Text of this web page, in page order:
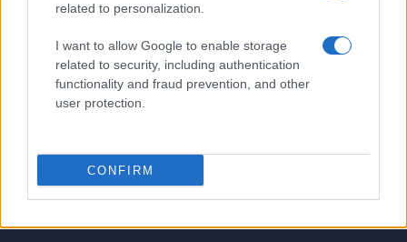
related to personalization.
I want to allow Google to enable storage
related to security, including authentication
functionality and fraud prevention, and other
user protection.
CONFIRM
Castel di Sangro